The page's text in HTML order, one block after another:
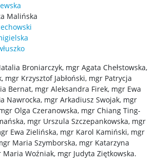
Etyczna
Malińska
Broniarczyk, mgr Agata Chełstowska,
mgr Krzysztof Jabłoński, mgr Patrycja
Bernat, mgr Aleksandra Firek, mgr Ewa
Nawrocka, mgr Arkadiusz Swojak, mgr
Olga Czeranowska, mgr Chiang Ting-
mgr Urszula Szczepankowska, mgr
Ewa Zielińska, mgr Karol Kamiński, mgr
Maria Szymborska, mgr Katarzyna
Maria Woźniak, mgr Judyta Ziętkowska.